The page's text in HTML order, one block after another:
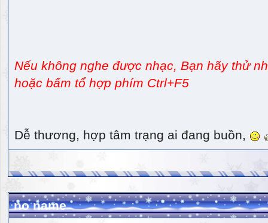
Nếu không nghe được nhạc, Bạn hãy thử
hoặc bấm tổ hợp phím Ctrl+F5
Dễ thương, hợp tâm trạng ai đang buồn,
no name